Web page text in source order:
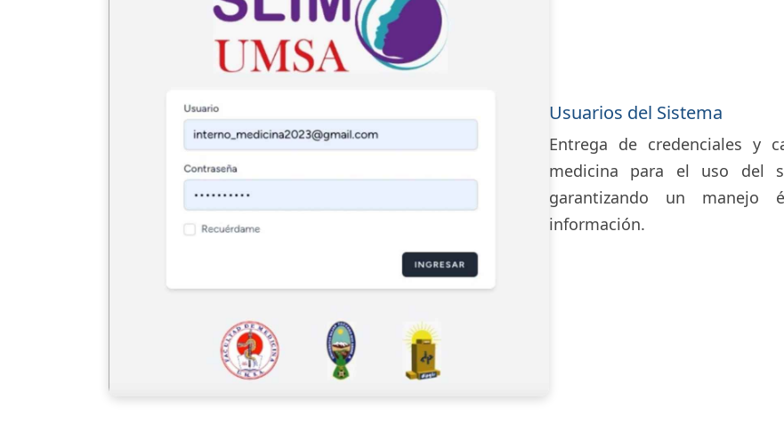
Usuarios del Sistema
Entrega de credenciales y
medicina para el uso del
garantizando un manejo
información.